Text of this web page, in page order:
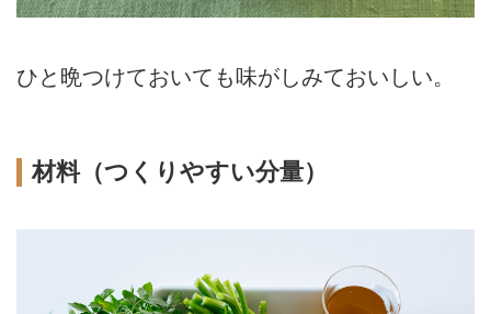
ひと晩つけておいても味がしみておいしい。
材料（つくりやすい分量）